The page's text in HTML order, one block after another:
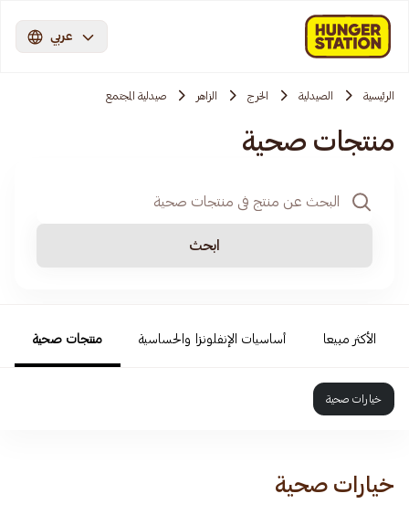
عربي
الرئيسية الصيدلية الخرج الزاهر صيدلية المجتمع
منتجات صحية
ابحث
الأكثر مبيعا أساسيات الإنفلونزا والحساسية منتجات صحية
خيارات صحية
خيارات صحية